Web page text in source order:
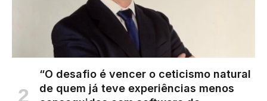
“O desafio é vencer o ceticismo natural
de quem já teve experiências menos